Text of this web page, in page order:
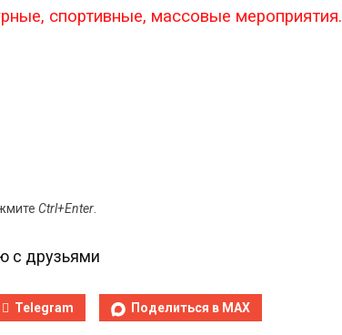
спортивные, массовые мероприятия.
Ctrl+Enter.
с друзьями
Telegram Поделиться в MAX